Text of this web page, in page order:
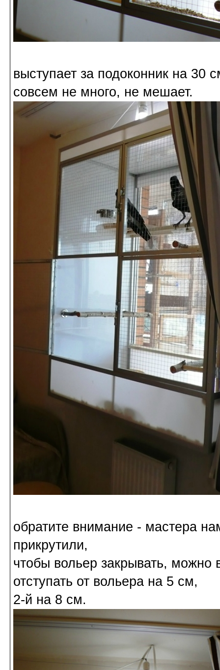
выступает за подоконник на 30
совсем не много, не мешает.
обратите внимание - мастера
прикрутили,
чтобы вольер закрывать,
отступать от вольера на 5 см,
2-й на 8 см.